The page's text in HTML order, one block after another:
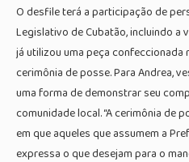
O desfile terá a participação de
Legislativo de Cubatão, incluindo a
já utilizou uma peça confeccionada
cerimônia de posse. Para Andrea,
uma forma de demonstrar seu
comunidade local. “A cerimônia de
em que aqueles que assumem a
expressa o que desejam para o